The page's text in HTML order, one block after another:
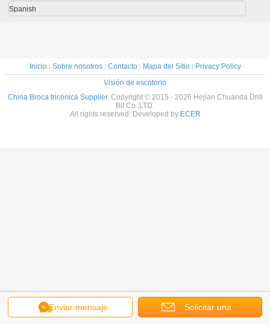
Enviar mensaje Solicitar una
Spanish
Inicio| Sobre nosotros| Contacto| Mapa del Sitio|
Privacy Policy
Visión de escritorio
China Broca tricónica Supplier. Copyright © 2015 - 2026 Hejian Chuanda Drill
Bit Co.,LTD.
All rights reserved. Developed by ECER